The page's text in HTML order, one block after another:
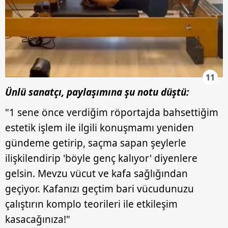
verileriniz işlenmekte olup gerekli olan çerezler bilgi
kullanılmaktadır. Diğer çerezler, sitemizin daha işlevsel
kılınması ve kişiselleştirilmesi ve sizlere yönelik
reklam/pazarlama faaliyetlerinin yapılması, amaçlarıyla
sınırlı olarak açık rızanız dahilinde kullanılacaktır.
Çerezlere ilişkin tercihlerinizi aşağıda yer alan panel
vasıtasıyla belirleyebilirsiniz. Çerezlere ilişkin detaylı bilgi
için Ayarlar butonuna tıklayabilir,
Çerez Bilgilendirme
Metnimizi
ziyaret edebilirsiniz.
6698 sayılı Kişisel Verilerin Korunması Kanunu uyarınca
hazırlanmış Aydınlatma Metnimizi okumak ve sitemizde
ilgili mevzuata uygun olarak kullanılan çerezlerle ilgili bilgi
almak için lütfen
tıklayınız
11
Ünlü sanatçı, paylaşımına şu notu düştü:
"1 sene önce verdiğim röportajda bahsettiğim
estetik işlem ile ilgili konuşmamı yeniden
gündeme getirip, saçma sapan şeylerle
ilişkilendirip 'böyle genç kalıyor' diyenlere
gelsin. Mevzu vücut ve kafa sağlığından
geçiyor. Kafanızı geçtim bari vücudunuzu
çalıştırın komplo teorileri ile etkileşim
kasacağınıza!"